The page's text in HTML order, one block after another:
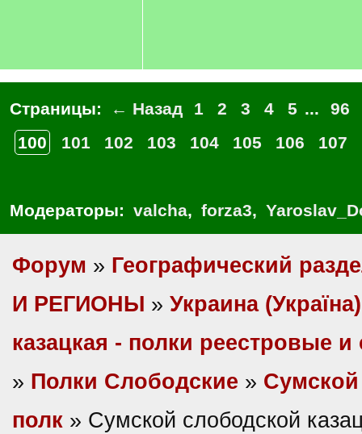
Страницы: ← Назад 1 2 3 4 5 ...
96
100
101 102 103 104 105 106 107
Модераторы: valcha, forza3,
Форум » Географический
И РЕГИОНЫ » Украина (Україна)
казацкая - полки реестровые и
» Полки Слободские »
полк » Сумской слободской